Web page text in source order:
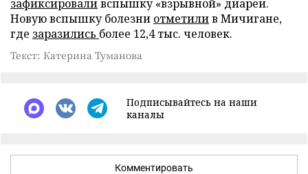
зафиксироваливспышку «взрывной» диареи.
Новую вспышку болезни отметилив Мичигане,
где заразились более 12,4 тыс. человек.
Текст: Катерина Туманова
Подписывайтесь на наши
каналы
Комментировать